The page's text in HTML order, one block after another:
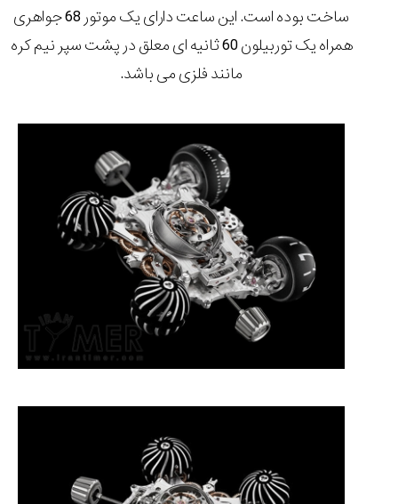
ساخت بوده است. این ساعت دارای یک موتور
همراه یکتوربیلون 60 ثانیه ای
معلق در پشت سپر نیم کره
مانند فلزی می باشد.